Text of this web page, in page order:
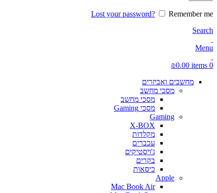
Lost your password?
Remember me
Search
Menu
0
items
₪0.00
מחשבים ואביזרים
מסכי מחשב
מסכי מחשב
מסכי Gaming
Gaming
X-BOX
מקלדות
עכברים
ג'ויסטיקים
בקרים
כיסאות
Apple
Mac Book Air